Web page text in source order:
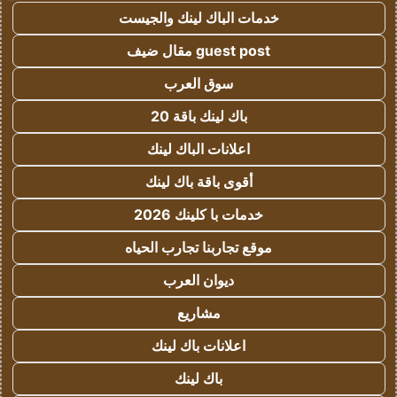
خدمات الباك لينك والجيست
guest post مقال ضيف
سوق العرب
باك لينك باقة 20
اعلانات الباك لينك
أقوى باقة باك لينك
خدمات با كلينك 2026
موقع تجاربنا تجارب الحياه
ديوان العرب
مشاريع
اعلانات باك لينك
باك لينك